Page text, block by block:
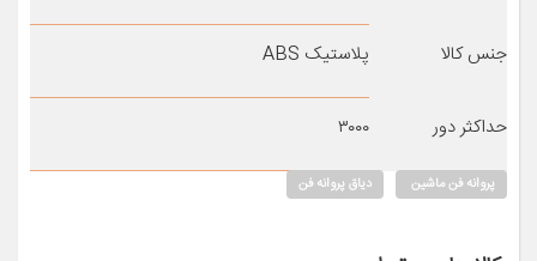
جنس کالا پلاستیک ABS
حداکثر دور ۳۰۰۰
پروانه فن ماشین دیاق پروانه فن